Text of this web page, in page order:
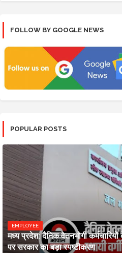
FOLLOW BY GOOGLE NEWS
POPULAR POSTS
EMPLOYEE
मध्य प्रदेश: दैनिक वेतनभोगी
पर सरकार का बड़ा स्पष्टीकरण